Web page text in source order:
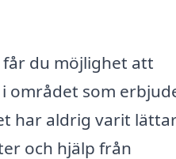
du möjlighet att
området som
har aldrig varit
och hjälp från